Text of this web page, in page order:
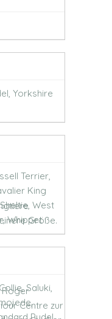
Yorkshire
Terrier,
King
West
Whippet
Saluki,
Pudel
Größe.
Roger
Centre zur